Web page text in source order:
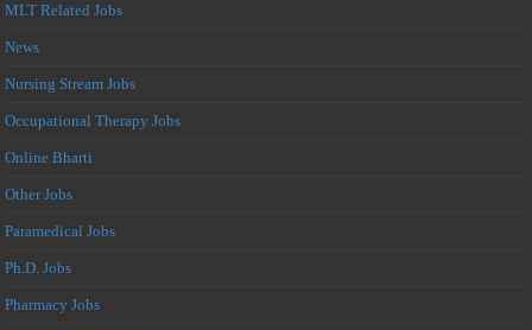
MLT Related Jobs
News
Nursing Stream Jobs
Occupational Therapy Jobs
Online Bharti
Other Jobs
Paramedical Jobs
Ph.D. Jobs
Pharmacy Jobs